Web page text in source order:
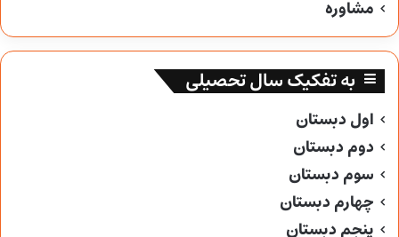
مشاوره
به تفکیک سال تحصیلی
اول دبستان
دوم دبستان
سوم دبستان
چهارم دبستان
پنجم دبستان